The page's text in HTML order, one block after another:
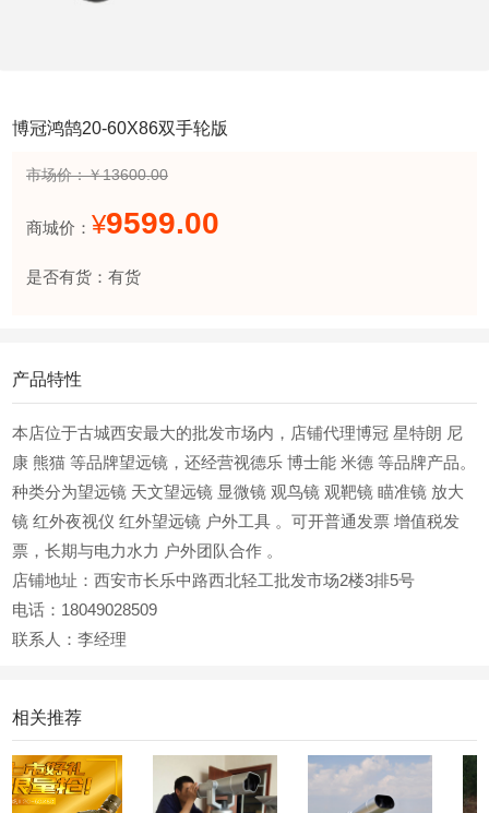
博冠鸿鹄20-60X86双手轮版
市场价：￥13600.00
商城价： ¥9599.00
是否有货：有货
产品特性
本店位于古城西安最大的批发市场内，店铺代理博冠 星特朗 尼
康 熊猫 等品牌望远镜，还经营视德乐 博士能 米德 等品牌产品。
种类分为望远镜 天文望远镜 显微镜 观鸟镜 观靶镜 瞄准镜 放大
镜 红外夜视仪 红外望远镜 户外工具 。可开普通发票 增值税发
票，长期与电力水力 户外团队合作 。
店铺地址：西安市长乐中路西北轻工批发市场2楼3排5号
电话：18049028509
联系人：李经理
相关推荐